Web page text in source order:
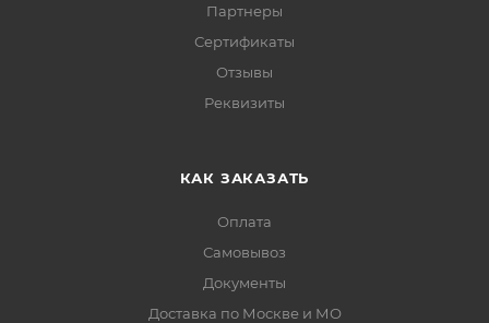
Партнеры
Сертификаты
Отзывы
Реквизиты
КАК ЗАКАЗАТЬ
Оплата
Самовывоз
Документы
Доставка по Москве и МО